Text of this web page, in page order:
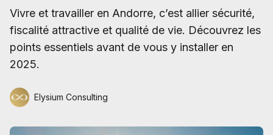
Vivre et travailler en Andorre, c’est allier sécurité,
fiscalité attractive et qualité de vie. Découvrez les
points essentiels avant de vous y installer en
2025.
Elysium Consulting